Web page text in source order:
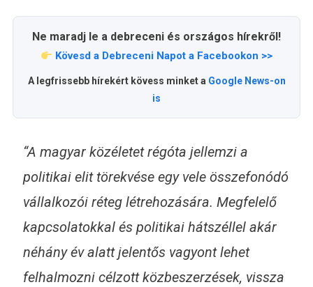
Ne maradj le a debreceni és országos hírekről!
Kövesd a Debreceni Napot a Facebookon >>
A legfrissebb hírekért kövess minket a Google News-on
is
“A magyar közéletet régóta jellemzi a
politikai elit törekvése egy vele összefonódó
vállalkozói réteg létrehozására. Megfelelő
kapcsolatokkal és politikai hátszéllel akár
néhány év alatt jelentős vagyont lehet
felhalmozni célzott közbeszerzések, vissza